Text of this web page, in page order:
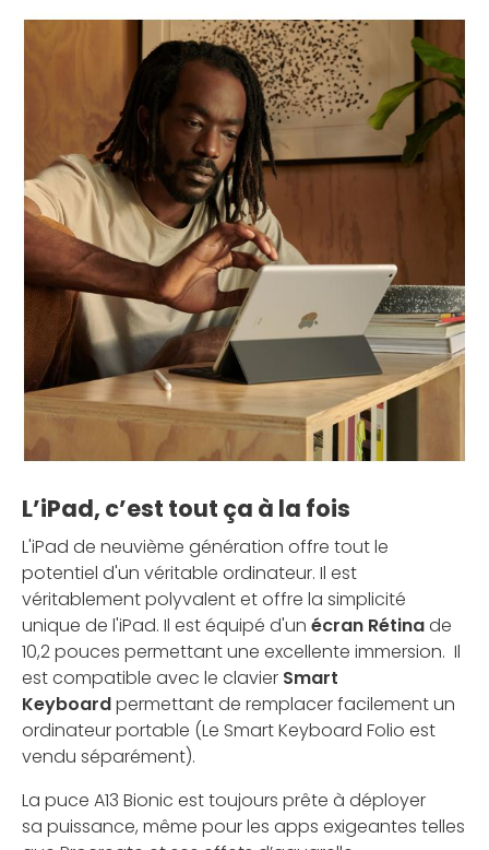
L’iPad, c’est tout ça à la fois
L'iPad de neuvième génération offre tout le
potentiel d'un véritable ordinateur. Il est
véritablement polyvalent et offre la simplicité
unique de l'iPad. Il est équipé d'un écran Rétinade
10,2 pouces permettant une excellente immersion. Il
est compatible avec le clavier Smart
Keyboardpermettant de remplacer facilement un
ordinateur portable (Le Smart Keyboard Folio est
vendu séparément).
La puce A13 Bionic est toujours prête à déployer
sa puissance, même pour les apps exigeantes telles